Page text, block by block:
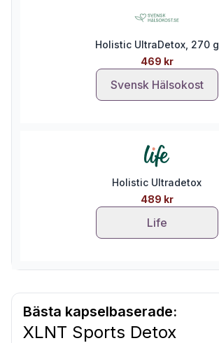
Holistic UltraDetox, 270 g
469 kr
Svensk Hälsokost
Holistic Ultradetox
489 kr
Life
Bästa kapselbaserade:
XLNT Sports Detox